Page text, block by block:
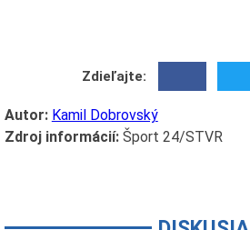
Zdieľajte:
Autor: Kamil Dobrovský
Zdroj informácií:Šport 24/STVR